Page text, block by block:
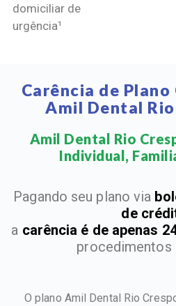
domiciliar de
urgência¹
Carência de
Amil Dental Rio
Amil Dental Rio
Individual,
Pagando seu plano via
de
a carência é de apenas
procedimentos
O plano Amil Dental Rio